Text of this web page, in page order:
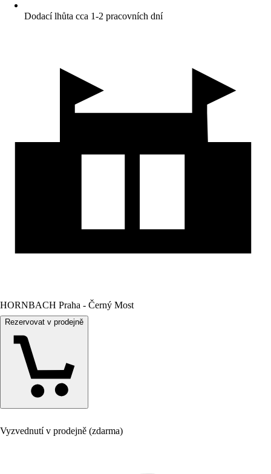
Dodací lhůta cca 1-2 pracovních dní
HORNBACH Praha - Černý Most
Rezervovat v prodejně
Vyzvednutí v prodejně (zdarma)